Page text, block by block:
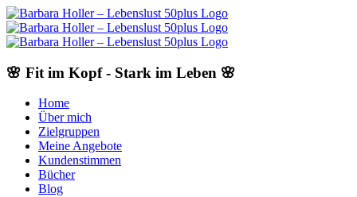
Skip
to
content
🌸 Fit im Kopf - Stark im Leben 🌸
Home
Über mich
Zielgruppen
Meine Angebote
Kundenstimmen
Bücher
Blog